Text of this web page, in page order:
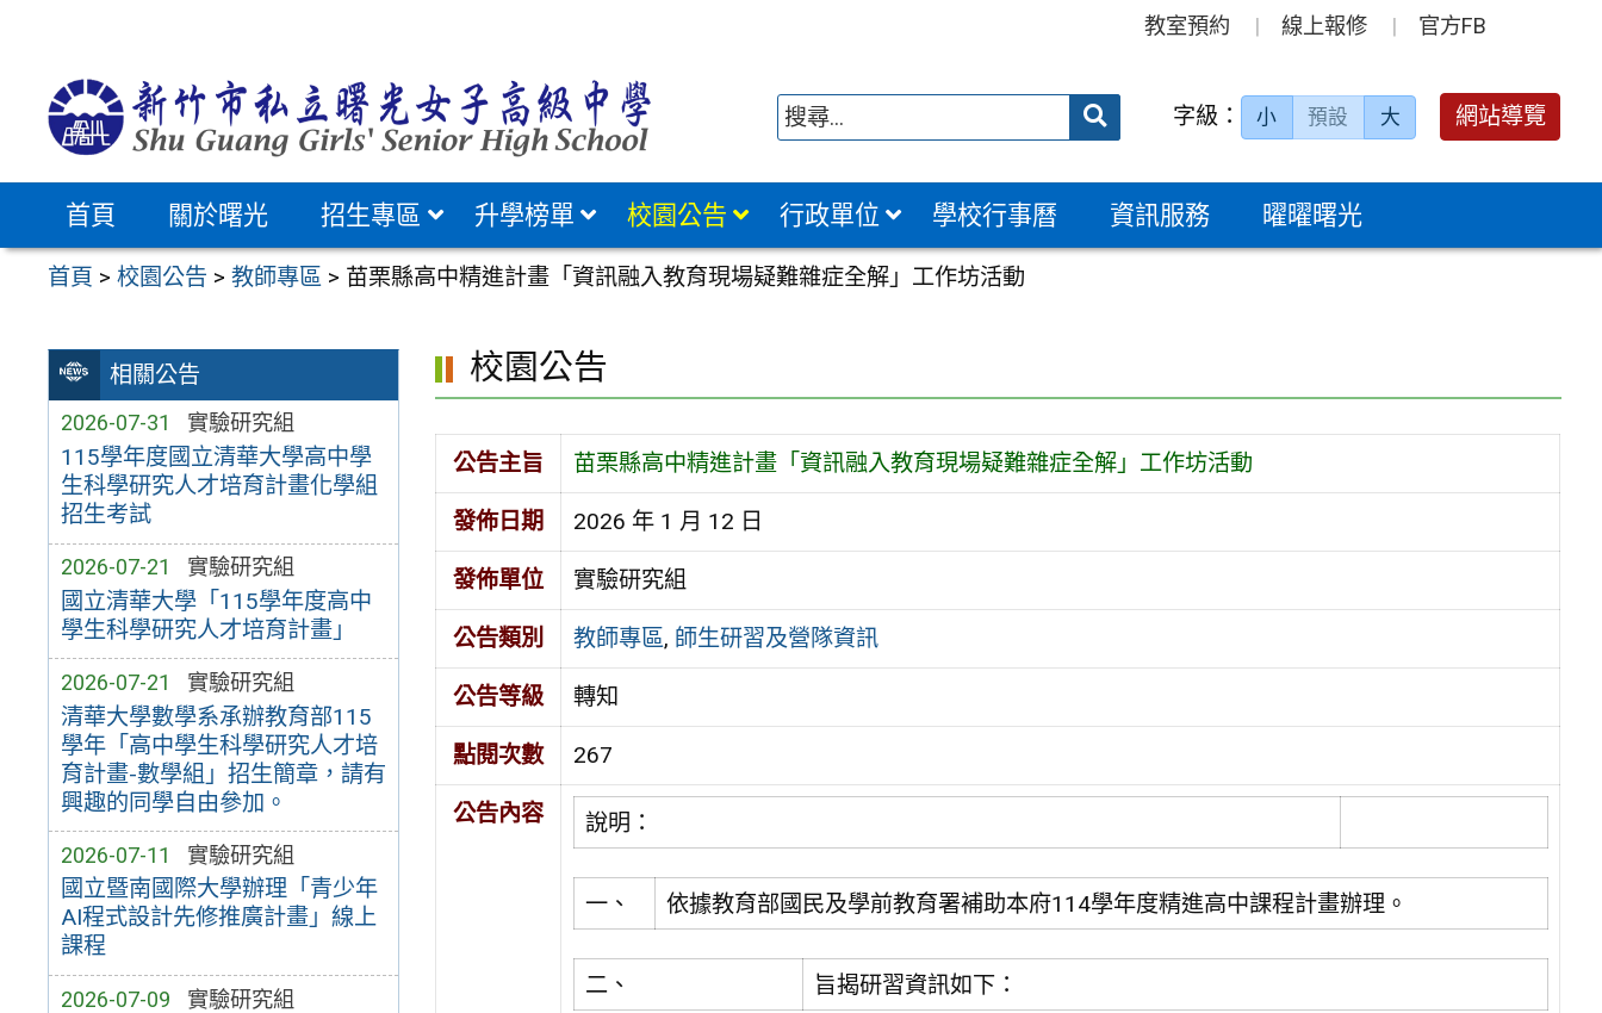
教室預約 線上報修 官方FB
送出 字級： 小 預設 大 網站導覽
首頁 關於曙光 招生專區 升學榜單 校園公告 行政單位 學校行事曆 資訊服務 曜曜曙光
首頁 >校園公告 >教師專區 > 苗栗縣高中精進計畫「資訊融入教育現場疑難雜症全解」工作坊活動
相關公告
2026-07-31 實驗研究組
115學年度國立清華大學高中學
生科學研究人才培育計畫化學組
招生考試
2026-07-21 實驗研究組
國立清華大學「115學年度高中
學生科學研究人才培育計畫」
2026-07-21 實驗研究組
清華大學數學系承辦教育部115
學年「高中學生科學研究人才培
育計畫-數學組」招生簡章，請有
興趣的同學自由參加。
2026-07-11 實驗研究組
國立暨南國際大學辦理「青少年
AI程式設計先修推廣計畫」線上
課程
2026-07-09 實驗研究組
校園公告
公告主旨 苗栗縣高中精進計畫「資訊融入教育現場疑難雜症全解」工作坊活動
發佈日期 2026 年 1 月 12 日
發佈單位 實驗研究組
公告類別 教師專區, 師生研習及營隊資訊
公告等級 轉知
點閱次數 267
公告內容 說明：
一、 依據教育部國民及學前教育署補助本府114學年度精進高中課程計畫辦理。
二、 旨揭研習資訊如下：